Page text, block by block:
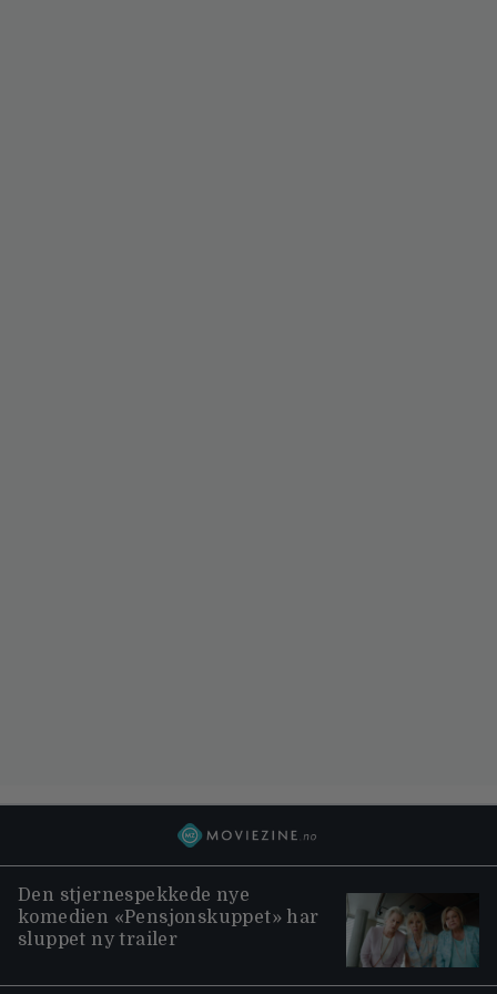
Den stjernespekkede nye
komedien «Pensjonskuppet» har
sluppet ny trailer